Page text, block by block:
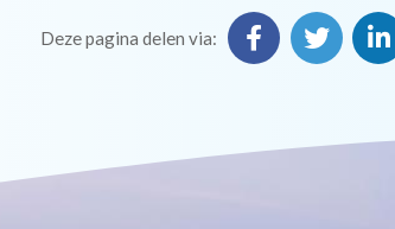
Deze pagina delen via: